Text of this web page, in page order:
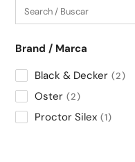
Brand / Marca
Black & Decker
2
Oster 2
Proctor Silex 1